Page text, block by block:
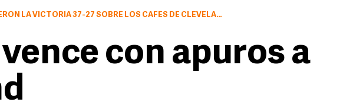
LA VICTORIA 37-27 SOBRE LOS CAFÉS DE CLEVELAND
con apuros a